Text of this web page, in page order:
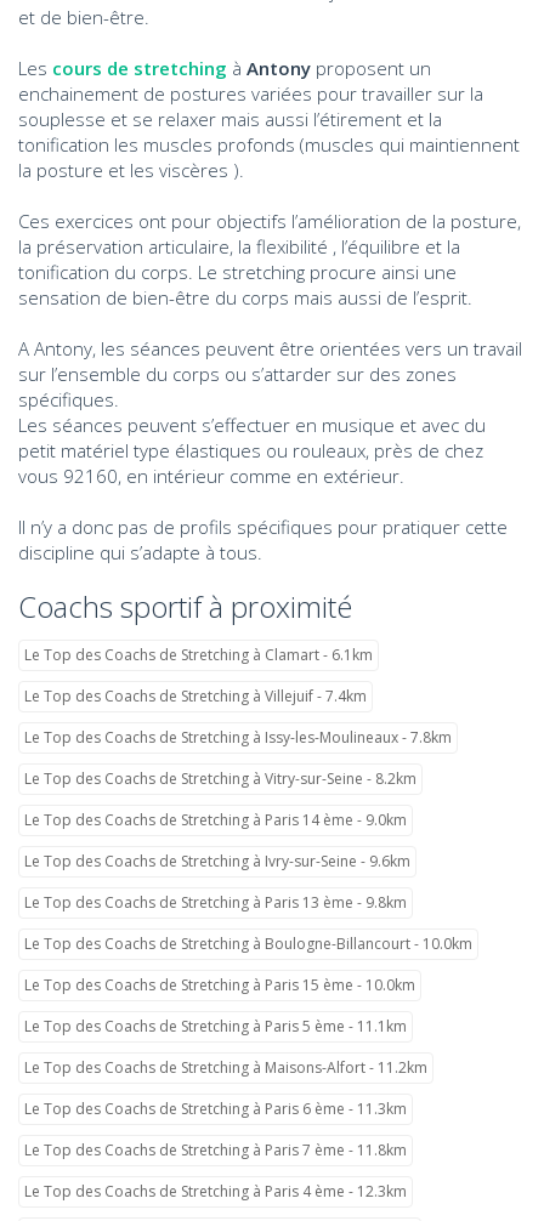
et de bien-être.
Les cours de stretching à Antony proposent un
enchainement de postures variées pour travailler sur la
souplesse et se relaxer mais aussi l’étirement et la
tonification les muscles profonds (muscles qui maintiennent
la posture et les viscères ).
Ces exercices ont pour objectifs l’amélioration de la posture,
la préservation articulaire, la flexibilité , l’équilibre et la
tonification du corps. Le stretching procure ainsi une
sensation de bien-être du corps mais aussi de l’esprit.
A Antony, les séances peuvent être orientées vers un travail
sur l’ensemble du corps ou s’attarder sur des zones
spécifiques.
Les séances peuvent s’effectuer en musique et avec du
petit matériel type élastiques ou rouleaux, près de chez
vous 92160, en intérieur comme en extérieur.
Il n’y a donc pas de profils spécifiques pour pratiquer cette
discipline qui s’adapte à tous.
Coachs sportif à proximité
Le Top des Coachs de Stretching à Clamart - 6.1km
Le Top des Coachs de Stretching à Villejuif - 7.4km
Le Top des Coachs de Stretching à Issy-les-Moulineaux - 7.8km
Le Top des Coachs de Stretching à Vitry-sur-Seine - 8.2km
Le Top des Coachs de Stretching à Paris 14 ème - 9.0km
Le Top des Coachs de Stretching à Ivry-sur-Seine - 9.6km
Le Top des Coachs de Stretching à Paris 13 ème - 9.8km
Le Top des Coachs de Stretching à Boulogne-Billancourt - 10.0km
Le Top des Coachs de Stretching à Paris 15 ème - 10.0km
Le Top des Coachs de Stretching à Paris 5 ème - 11.1km
Le Top des Coachs de Stretching à Maisons-Alfort - 11.2km
Le Top des Coachs de Stretching à Paris 6 ème - 11.3km
Le Top des Coachs de Stretching à Paris 7 ème - 11.8km
Le Top des Coachs de Stretching à Paris 4 ème - 12.3km